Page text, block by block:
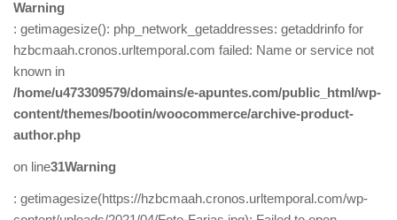
Warning
: getimagesize(): php_network_getaddresses: getaddrinfo for
hzbcmaah.cronos.urltemporal.com failed: Name or service not
known in
/home/u473309579/domains/e-apuntes.com/public_html/wp-
content/themes/bootin/woocommerce/archive-product-
author.php
on line31Warning
: getimagesize(https://hzbcmaah.cronos.urltemporal.com/wp-